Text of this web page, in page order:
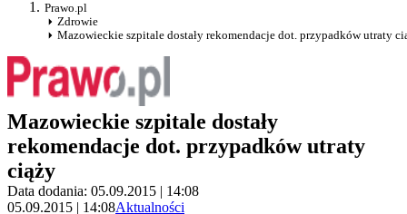
Prawo.pl
Zdrowie
Mazowieckie szpitale dostały rekomendacje dot. przypadków utraty
Mazowieckie szpitale dostały
rekomendacje dot. przypadków utraty
ciąży
Data dodania: 05.09.2015 | 14:08
05.09.2015 | 14:08Aktualności